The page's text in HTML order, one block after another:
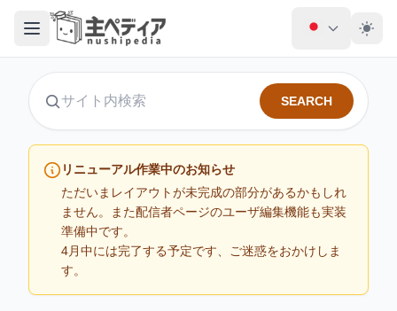
サイト内検索
SEARCH
リニューアル作業中のお知らせ
ただいまレイアウトが未完成の部分があるかもしれ
ません。また配信者ページのユーザ編集機能も実装
準備中です。
4月中には完了する予定です、ご迷惑をおかけしま
す。